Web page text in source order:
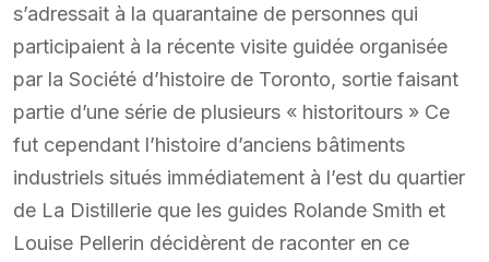
s’adressait à la quarantaine de personnes qui
participaient à la récente visite guidée organisée
par la Société d’histoire de Toronto, sortie faisant
partie d’une série de plusieurs « historitours » Ce
fut cependant l’histoire d’anciens bâtiments
industriels situés immédiatement à l’est du quartier
de La Distillerie que les guides Rolande Smith et
Louise Pellerin décidèrent de raconter en ce